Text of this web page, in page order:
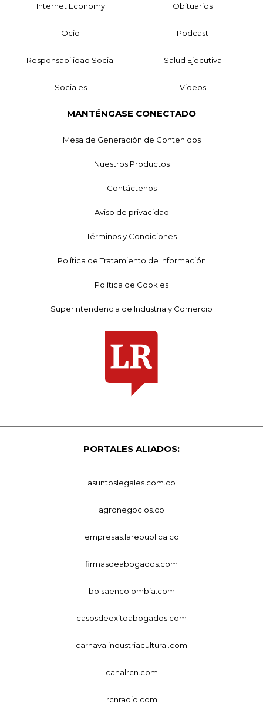
Internet Economy Obituarios
Ocio Podcast
Responsabilidad Social Salud Ejecutiva
Sociales Videos
MANTÉNGASE CONECTADO
Mesa de Generación de Contenidos
Nuestros Productos
Contáctenos
Aviso de privacidad
Términos y Condiciones
Política de Tratamiento de Información
Política de Cookies
Superintendencia de Industria y Comercio
PORTALES ALIADOS:
asuntoslegales.com.co
agronegocios.co
empresas.larepublica.co
firmasdeabogados.com
bolsaencolombia.com
casosdeexitoabogados.com
carnavalindustriacultural.com
canalrcn.com
rcnradio.com